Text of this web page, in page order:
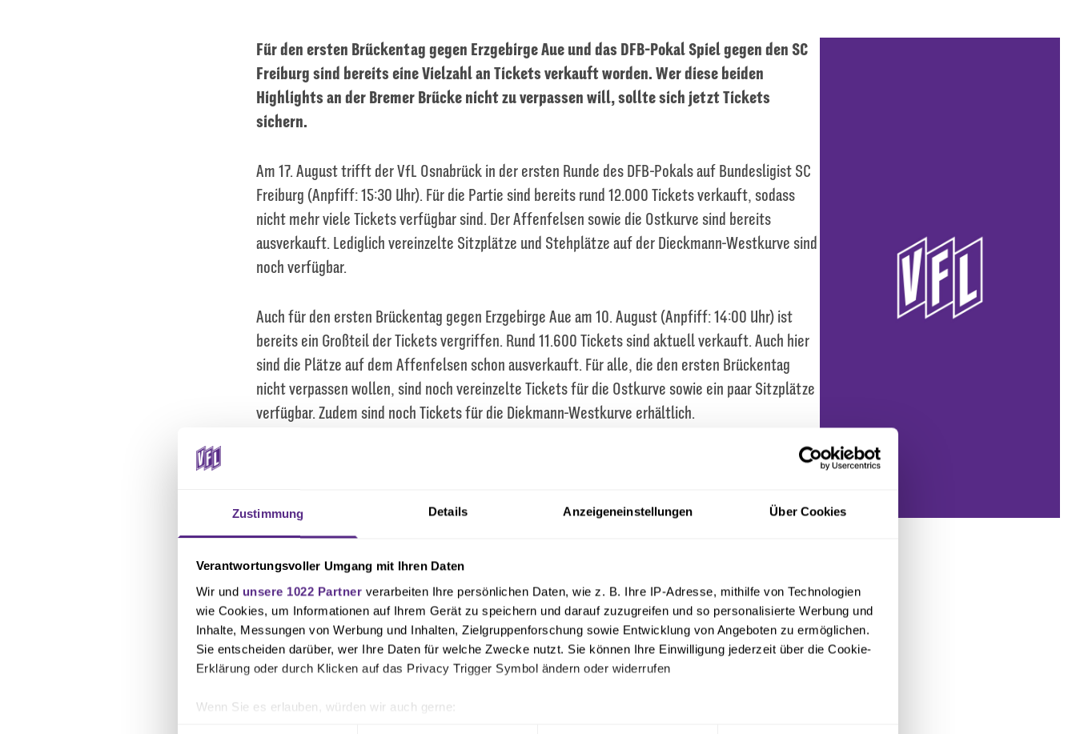
Zustimmung Details Anzeigeneinstellungen Über Cookies
Verantwortungsvoller Umgang mit Ihren Daten
Wir und unsere 1022 Partner verarbeiten Ihre persönlichen Daten, wie z. B. Ihre IP-Adresse, mithilfe von Technologien
wie Cookies, um Informationen auf Ihrem Gerät zu speichern und darauf zuzugreifen und so personalisierte Werbung und
Inhalte, Messungen von Werbung und Inhalten, Zielgruppenforschung sowie Entwicklung von Angeboten zu ermöglichen.
Sie entscheiden darüber, wer Ihre Daten für welche Zwecke nutzt. Sie können Ihre Einwilligung jederzeit über die Cookie-
Erklärung oder durch Klicken auf das Privacy Trigger Symbol ändern oder widerrufen
Wenn Sie es erlauben, würden wir auch gerne:
Für den ersten Brückentag gegen Erzgebirge Aue und das DFB-Pokal Spiel gegen den SC
Freiburg sind bereits eine Vielzahl an Tickets verkauft worden. Wer diese beiden
Highlights an der Bremer Brücke nicht zu verpassen will, sollte sich jetzt Tickets
sichern.
Am 17. August trifft der VfL Osnabrück in der ersten Runde des DFB-Pokals auf Bundesligist SC
Freiburg (Anpfiff: 15:30 Uhr). Für die Partie sind bereits rund 12.000 Tickets verkauft, sodass
nicht mehr viele Tickets verfügbar sind. Der Affenfelsen sowie die Ostkurve sind bereits
ausverkauft. Lediglich vereinzelte Sitzplätze und Stehplätze auf der Dieckmann-Westkurve sind
noch verfügbar.
Auch für den ersten Brückentag gegen Erzgebirge Aue am 10. August (Anpfiff: 14:00 Uhr) ist
bereits ein Großteil der Tickets vergriffen. Rund 11.600 Tickets sind aktuell verkauft. Auch hier
sind die Plätze auf dem Affenfelsen schon ausverkauft. Für alle, die den ersten Brückentag
nicht verpassen wollen, sind noch vereinzelte Tickets für die Ostkurve sowie ein paar Sitzplätze
verfügbar. Zudem sind noch Tickets für die Diekmann-Westkurve erhältlich.
Vorverkauf für Dauerkarteninhaber, bevor am Mittwoch zur gleichen Uhrzeit die Tickets für das
Spiel in den freien Verkauf gehen.
Text: Dana Hintz
Foto: Philip Dauwe